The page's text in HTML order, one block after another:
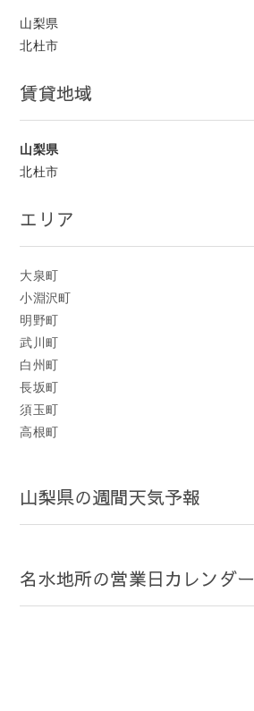
山梨県
北杜市
賃貸地域
山梨県
北杜市
エリア
大泉町
小淵沢町
明野町
武川町
白州町
長坂町
須玉町
高根町
山梨県の週間天気予報
名水地所の営業日カレンダー